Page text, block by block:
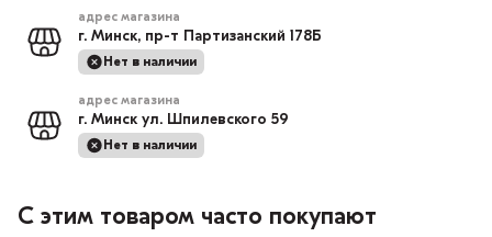
адрес магазина
г. Минск, пр-т Партизанский 178Б
Нет в наличии
адрес магазина
г. Минск ул. Шпилевского 59
Нет в наличии
С этим товаром часто покупают